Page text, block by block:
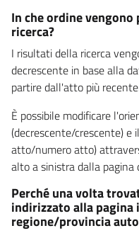
In che ordine
ricerca?
I risultati della ricerca
decrescente in base alla
partire dall'atto più
È possibile modificare
(decrescente/crescente)
atto/numero atto)
alto a sinistra dalla pagina
Perché una volta
indirizzato alla
regione/provincia